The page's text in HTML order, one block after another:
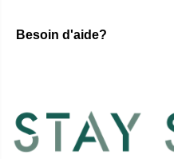
Besoin d'aide?